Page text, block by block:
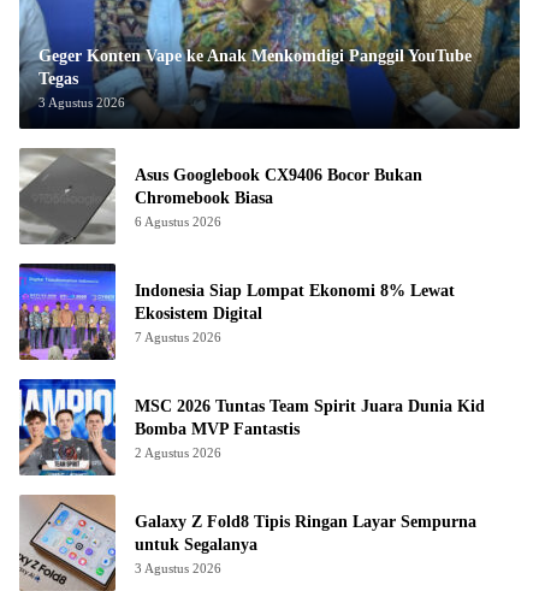
Geger Konten Vape ke Anak Menkomdigi Panggil YouTube
Tegas
3 Agustus 2026
Asus Googlebook CX9406 Bocor Bukan
Chromebook Biasa
6 Agustus 2026
Indonesia Siap Lompat Ekonomi 8% Lewat
Ekosistem Digital
7 Agustus 2026
MSC 2026 Tuntas Team Spirit Juara Dunia Kid
Bomba MVP Fantastis
2 Agustus 2026
Galaxy Z Fold8 Tipis Ringan Layar Sempurna
untuk Segalanya
3 Agustus 2026